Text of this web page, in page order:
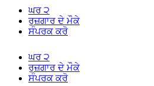
ਘਰ ੨
ਰੁਜ਼ਗਾਰ ਦੇ ਮੌਕੇ
ਸੰਪਰਕ ਕਰੋ
ਘਰ ੨
ਰੁਜ਼ਗਾਰ ਦੇ ਮੌਕੇ
ਸੰਪਰਕ ਕਰੋ